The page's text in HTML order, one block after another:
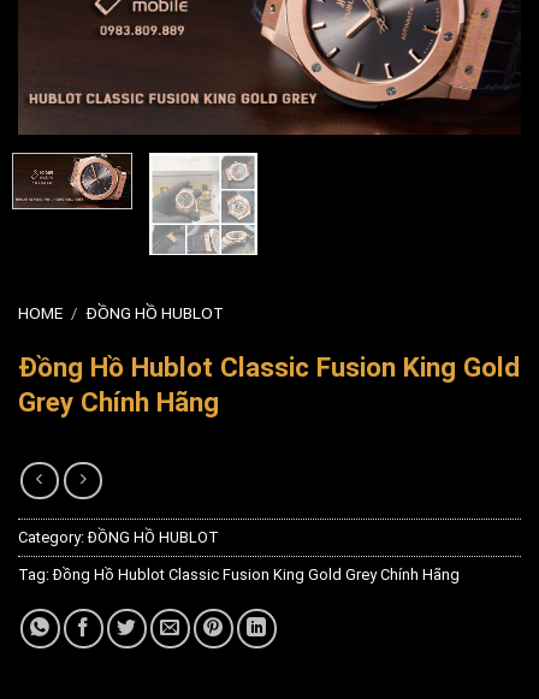
HOME / ĐỒNG HỒ HUBLOT
Đồng Hồ Hublot Classic Fusion King Gold
Grey Chính Hãng
Category:ĐỒNG HỒ HUBLOT
Tag:Đồng Hồ Hublot Classic Fusion King Gold Grey Chính Hãng